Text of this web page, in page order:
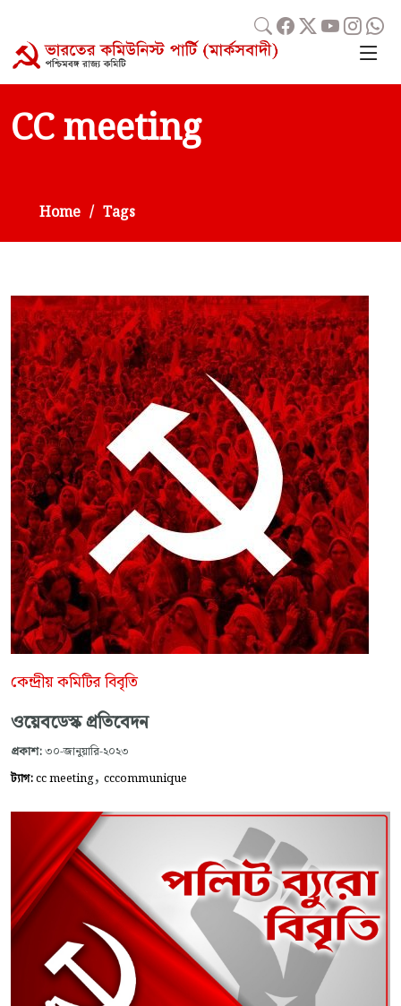
CC meeting
Home Tags
কেন্দ্রীয় কমিটির বিবৃতি
ওয়েবডেস্ক প্রতিবেদন
প্রকাশ:৩০-জানুয়ারি-২০২৩
ট্যাগ:cc meeting, cccommunique